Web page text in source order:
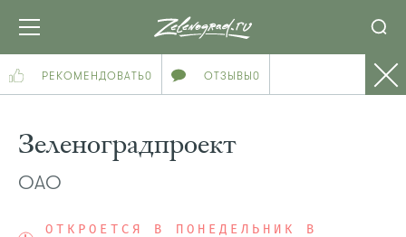
РЕКОМЕНДОВАТЬ0 ОТЗЫВЫ0
Зеленоградпроект
ОАО
ОТКРОЕТСЯ В ПОНЕДЕЛЬНИК В